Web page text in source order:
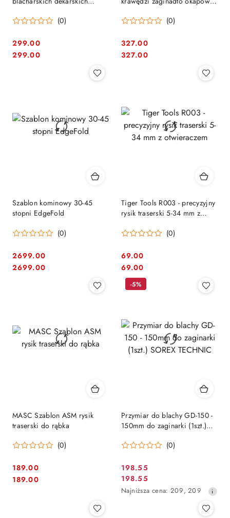
(0)
Cena:
299.00
Cena:
299.00
mm)
(0)
Cena:
327.00
Cena:
327.00
Szablon kominowy 30-45
stopni EdgeFold
(0)
Cena:
2699.00
Cena:
2699.00
Tiger Tools R003 - precyzyjny
rysik traserski 5-34 mm z
(0)
Cena:
69.00
Cena:
69.00
MASC Szablon ASM rysik
traserski do rąbka
(0)
Cena:
189.00
Cena:
189.00
Przymiar do blachy GD-150 -
150mm do zaginarki (1szt.)
(0)
Cena
promocyjna:
198.55
Cena
promocyjna:
198.55
Najniższa
Najniższa cena: 209, 209
-5%